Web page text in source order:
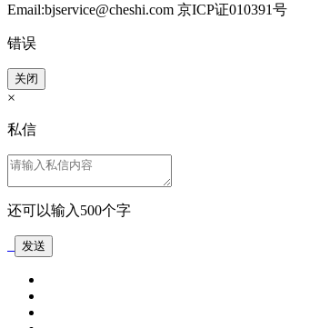
Email:bjservice@cheshi.com 京ICP证010391号
错误
关闭
×
私信
还可以输入 500个字